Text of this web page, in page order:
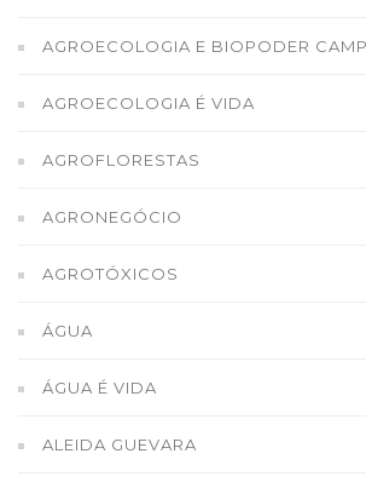
AGROECOLOGIA E BIOPODER
AGROECOLOGIA É VIDA
AGROFLORESTAS
AGRONEGÓCIO
AGROTÓXICOS
ÁGUA
ÁGUA É VIDA
ALEIDA GUEVARA